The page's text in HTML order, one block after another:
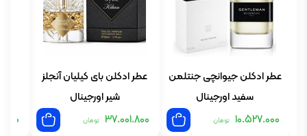
عطر ادکلن جیوانچی جنتلمن
سفید اورجینال
10.527.000 تومان
عطر ادکلن بای کیلیان آنجلز
شیر اورجینال
37.001.800 تومان